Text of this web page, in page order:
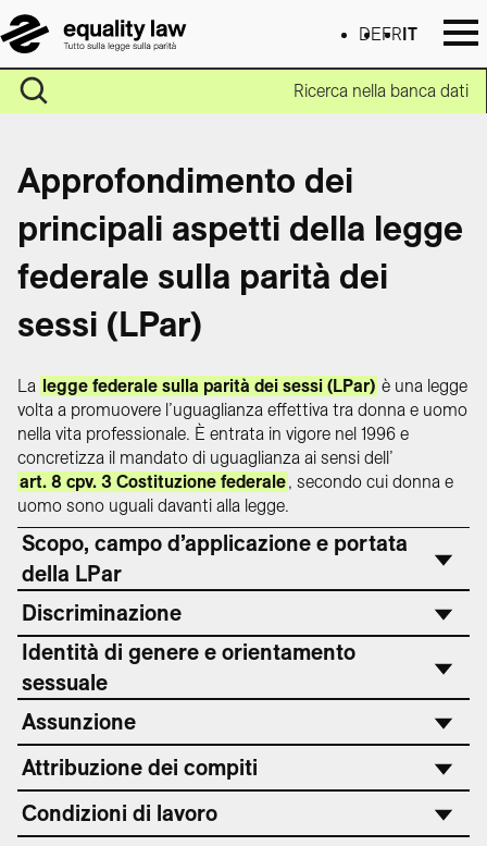
DEFR IT
Ricerca nella banca dati
Approfondimento dei
principali aspetti della legge
federale sulla parità dei
sessi (LPar)
La legge federale sulla parità dei sessi (LPar) è una legge
volta a promuovere l’uguaglianza effettiva tra donna e uomo
nella vita professionale. È entrata in vigore nel 1996 e
concretizza il mandato di uguaglianza ai sensi dell’
art. 8 cpv. 3 Costituzione federale, secondo cui donna e
uomo sono uguali davanti alla legge.
Scopo, campo d’applicazione e portata
della LPar
Discriminazione
Identità di genere e orientamento
sessuale
Assunzione
Attribuzione dei compiti
Condizioni di lavoro